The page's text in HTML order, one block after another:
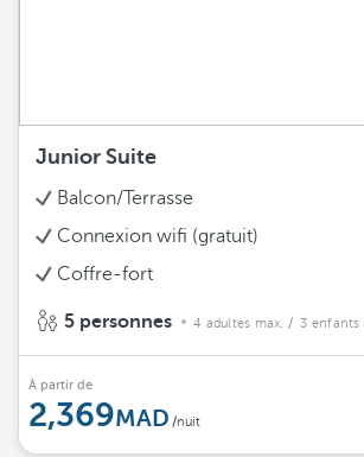
Junior Suite
Balcon/Terrasse
Connexion wifi (gratuit)
Coffre-fort
5 personnes 4 adultes max. / 3 enfants
À partir de
2,369 /nuit